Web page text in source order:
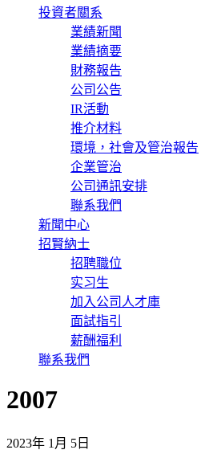
投資者關系
業績新聞
業績摘要
財務報告
公司公告
IR活動
推介材料
環境，社會及管治報告
企業管治
公司通訊安排
聯系我們
新聞中心
招賢納士
招聘職位
实习生
加入公司人才庫
面試指引
薪酬福利
聯系我們
2007
2023年 1月 5日